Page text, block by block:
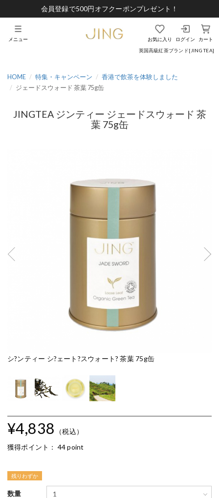
会員登録で500円オフクーポンプレゼント！
英国高級紅茶ブランド[JING TEA]
お気に入り ログイン カート
メニュー
HOME 特集・キャンペーン
香港で飲茶を体験しました
ジェードスウォード 茶葉 75g缶
JINGTEA ジンティー ジェードスウォード 茶
葉 75g缶
シ?ンティー シ?ェート?スウォート? 茶葉 75g缶
¥4,838 （税込）
獲得ポイント： 44 point
残りわずか
数量